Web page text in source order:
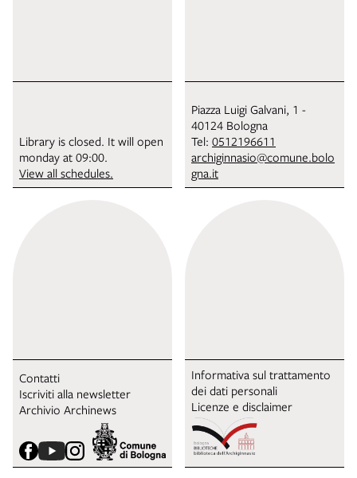
Library is closed. It will open
monday at 09:00.
View all schedules.
Piazza Luigi Galvani, 1 -
40124 Bologna
Tel: 0512196611
archiginnasio@comune.bolo
gna.it
Contatti
Iscriviti alla newsletter
Archivio Archinews
Informativa sul trattamento
dei dati personali
Licenze e disclaimer